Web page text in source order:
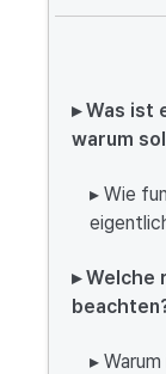
▸ Was ist
warum
▸ Wie
▸ Welche
▸